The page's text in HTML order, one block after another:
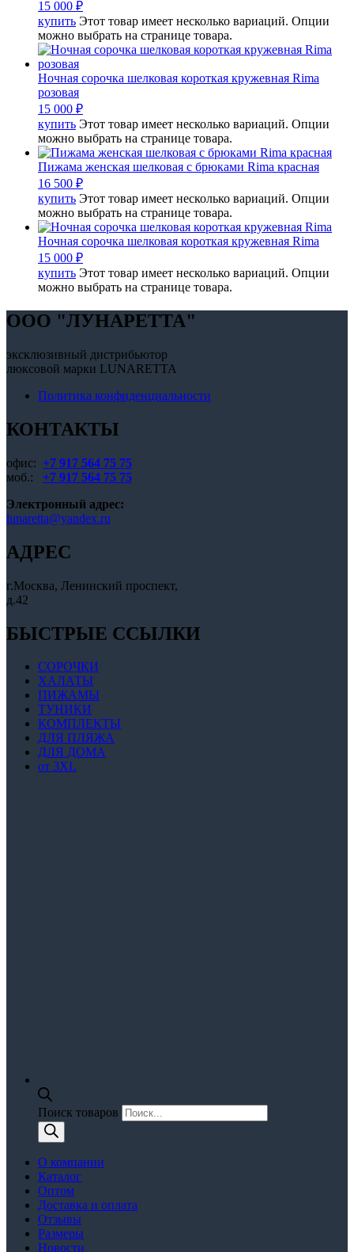
15 000 ₽
купить Этот товар имеет несколько вариаций. Опции
можно выбрать на странице товара.
Ночная сорочка шелковая короткая кружевная Rima
розовая
15 000 ₽
купить Этот товар имеет несколько вариаций. Опции
можно выбрать на странице товара.
Пижама женская шелковая с брюками Rima красная
16 500 ₽
купить Этот товар имеет несколько вариаций. Опции
можно выбрать на странице товара.
Ночная сорочка шелковая короткая кружевная Rima
15 000 ₽
купить Этот товар имеет несколько вариаций. Опции
можно выбрать на странице товара.
OOO "ЛУНАРЕТТА"
эксклюзивный дистрибьютор
люксовой марки LUNARETTA
Политика конфиденциальности
КОНТАКТЫ
офис: +7 917 564 75 75
моб.: +7 917 564 75 75
Электронный адрес:
lunaretta@yandex.ru
АДРЕС
г.Москва, Ленинский проспект,
д.42
БЫСТРЫЕ ССЫЛКИ
СОРОЧКИ
ХАЛАТЫ
ПИЖАМЫ
ТУНИКИ
КОМПЛЕКТЫ
ДЛЯ ПЛЯЖА
ДЛЯ ДОМА
от 3XL
Поиск товаров
О компании
Каталог
Оптом
Доставка и оплата
Отзывы
Размеры
Новости